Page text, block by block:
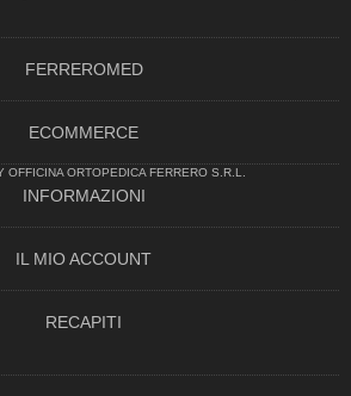
FERREROMED
ECOMMERCE
OFFICINA ORTOPEDICA FERRERO S.R.L.
INFORMAZIONI
IL MIO ACCOUNT
RECAPITI